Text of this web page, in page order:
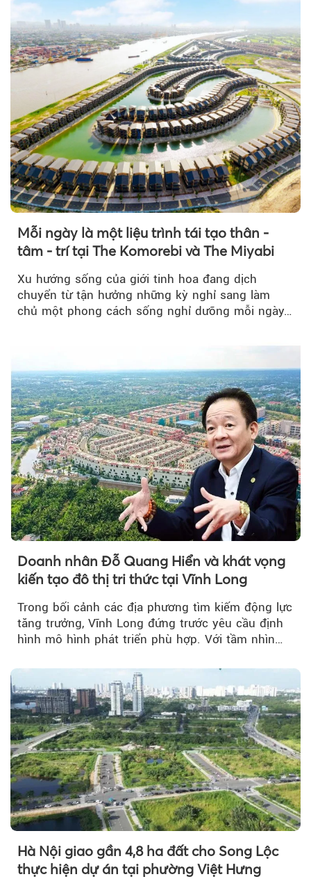
Mỗi ngày là một liệu trình tái tạo thân -
tâm - trí tại The Komorebi và The Miyabi
Xu hướng sống của giới tinh hoa đang dịch
chuyển từ tận hưởng những kỳ nghỉ sang làm
chủ một phong cách sống nghỉ dưỡng mỗi ngày…
Doanh nhân Đỗ Quang Hiển và khát vọng
kiến tạo đô thị tri thức tại Vĩnh Long
Trong bối cảnh các địa phương tìm kiếm động lực
tăng trưởng, Vĩnh Long đứng trước yêu cầu định
hình mô hình phát triển phù hợp. Với tầm nhìn
Hà Nội giao gần 4,8 ha đất cho Song Lộc
thực hiện dự án tại phường Việt Hưng